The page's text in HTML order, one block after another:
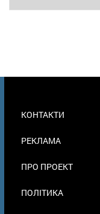
В
КОНТАКТИ
РЕКЛАМА
ПРО ПРОЕКТ
ПОЛІТИКА